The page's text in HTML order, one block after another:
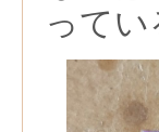
って